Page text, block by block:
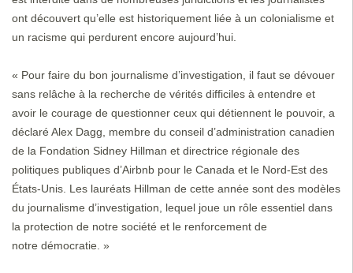
ont découvert qu’elle est historiquement liée à un colonialisme et
un racisme qui perdurent encore aujourd’hui.
« Pour faire du bon journalisme d’investigation, il faut se dévouer
sans relâche à la recherche de vérités difficiles à entendre et
avoir le courage de questionner ceux qui détiennent le pouvoir, a
déclaré Alex Dagg, membre du conseil d’administration canadien
de la Fondation Sidney Hillman et directrice régionale des
politiques publiques d’Airbnb pour le Canada et le Nord-Est des
États-Unis. Les lauréats Hillman de cette année sont des modèles
du journalisme d’investigation, lequel joue un rôle essentiel dans
la protection de notre société et le renforcement de
notre démocratie. »